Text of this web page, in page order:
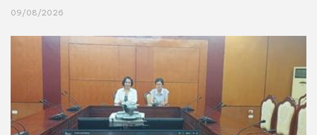
09/08/2026